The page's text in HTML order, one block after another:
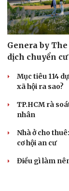
Genera by
dịch chuyển
Mục tiêu 114
xã hội ra sao?
TP.HCM rà
nhân
Nhà ở cho
cơ hội an cư
Điều gì làm